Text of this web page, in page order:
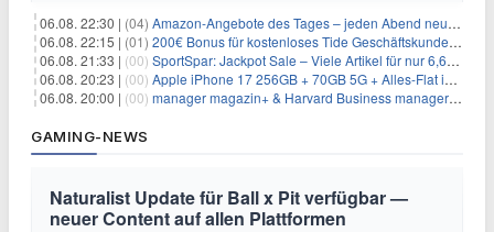
06.08. 22:30 | (04) Amazon-Angebote des Tages – jeden Abend neue Deals zum Stöbern
06.08. 22:15 | (01) 200€ Bonus für kostenloses Tide Geschäftskundenkonto
06.08. 21:33 | (00) SportSpar: Jackpot Sale – Viele Artikel für nur 6,66€ – nur 48 Stunden
06.08. 20:23 | (00) Apple iPhone 17 256GB + 70GB 5G + Alles-Flat im Vodafone-Netz für 34,99€/Monat – eff. 4,65€/Monat
06.08. 20:00 | (00) manager magazin+ & Harvard Business manager+ Digital-Kombi-Abo 1 Monat kostenlos
GAMING-NEWS
Naturalist Update für Ball x Pit verfügbar —
neuer Content auf allen Plattformen